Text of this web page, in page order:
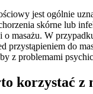
jest ogólnie
skórne lub
o masażu. W
przystąpieniem do
z problemami
korzystać z